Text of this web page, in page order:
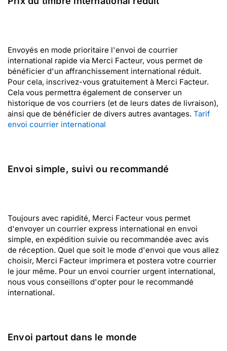
Envoyés en mode prioritaire l'envoi de courrier
international rapide via Merci Facteur, vous permet de
bénéficier d'un affranchissement international réduit.
Pour cela, inscrivez-vous gratuitement à Merci Facteur.
Cela vous permettra également de conserver un
historique de vos courriers (et de leurs dates de livraison),
ainsi que de bénéficier de divers autres avantages. Tarif
envoi courrier international
Envoi simple, suivi ou recommandé
Toujours avec rapidité, Merci Facteur vous permet
d'envoyer un courrier express international en envoi
simple, en expédition suivie ou recommandée avec avis
de réception. Quel que soit le mode d'envoi que vous allez
choisir, Merci Facteur imprimera et postera votre courrier
le jour même. Pour un envoi courrier urgent international,
nous vous conseillons d'opter pour le recommandé
international.
Envoi partout dans le monde